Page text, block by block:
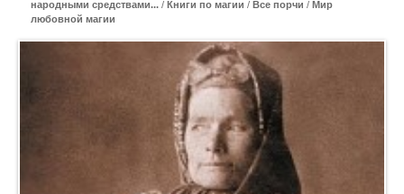
народными средствами... / Книги по магии / Все порчи / Мир
любовной магии